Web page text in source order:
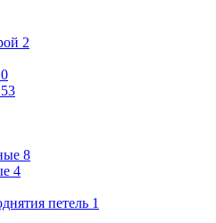
2
53
8
4
петель 1